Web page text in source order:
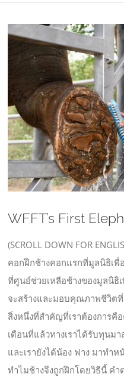
View
Larger
Image
WFFT’s First
(SCROLL DOWN FOR
คอกฝึกช้างคอกแรกที่มูลนิธิเพื่
ที่ศูนย์ช่วยเหลือช้างของมูลนิธิ
จะสร้างและมอบคุณภาพชีวิต
สิ่งหนึ่งที่สำคัญที่เราต้องการคื
เดือนที่แล้วทางเราได้รับทุนม
และเรายังได้น้อง ฟาง มาทำห
ทำไมช้างจึงถูกฝึกโดยวิธีนี้ ค